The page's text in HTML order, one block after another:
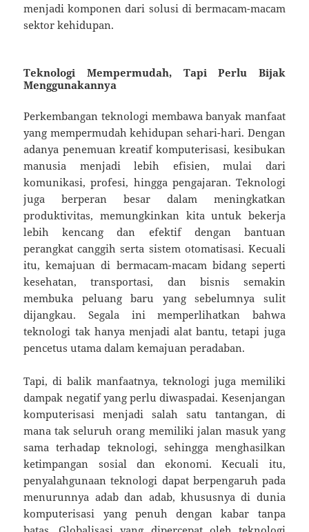
menjadi komponen dari solusi di bermacam-macam
sektor kehidupan.
Teknologi Mempermudah, Tapi Perlu Bijak
Menggunakannya
Perkembangan teknologi membawa banyak manfaat
yang mempermudah kehidupan sehari-hari. Dengan
adanya penemuan kreatif komputerisasi, kesibukan
manusia menjadi lebih efisien, mulai dari
komunikasi, profesi, hingga pengajaran. Teknologi
juga berperan besar dalam meningkatkan
produktivitas, memungkinkan kita untuk bekerja
lebih kencang dan efektif dengan bantuan
perangkat canggih serta sistem otomatisasi. Kecuali
itu, kemajuan di bermacam-macam bidang seperti
kesehatan, transportasi, dan bisnis semakin
membuka peluang baru yang sebelumnya sulit
dijangkau. Segala ini memperlihatkan bahwa
teknologi tak hanya menjadi alat bantu, tetapi juga
pencetus utama dalam kemajuan peradaban.
Tapi, di balik manfaatnya, teknologi juga memiliki
dampak negatif yang perlu diwaspadai. Kesenjangan
komputerisasi menjadi salah satu tantangan, di
mana tak seluruh orang memiliki jalan masuk yang
sama terhadap teknologi, sehingga menghasilkan
ketimpangan sosial dan ekonomi. Kecuali itu,
penyalahgunaan teknologi dapat berpengaruh pada
menurunnya adab dan adab, khususnya di dunia
komputerisasi yang penuh dengan kabar tanpa